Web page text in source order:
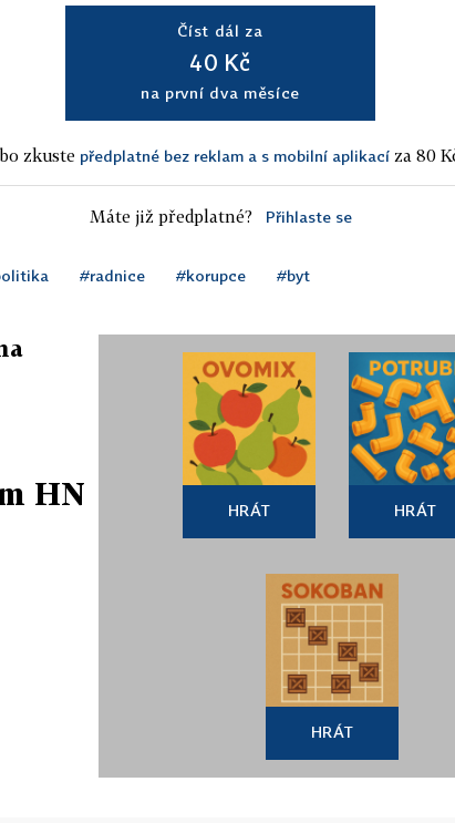
Číst dál za
40 Kč
na první dva měsíce
zkuste předplatné bez reklam a s mobilní aplikací za 80
Máte již předplatné? Přihlaste se
#radnice #korupce #byt
HN
HRÁT HRÁT
HRÁT